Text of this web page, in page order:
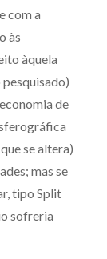
com a
às
àquela
de
se altera)
mas se
tipo Split
sofreria